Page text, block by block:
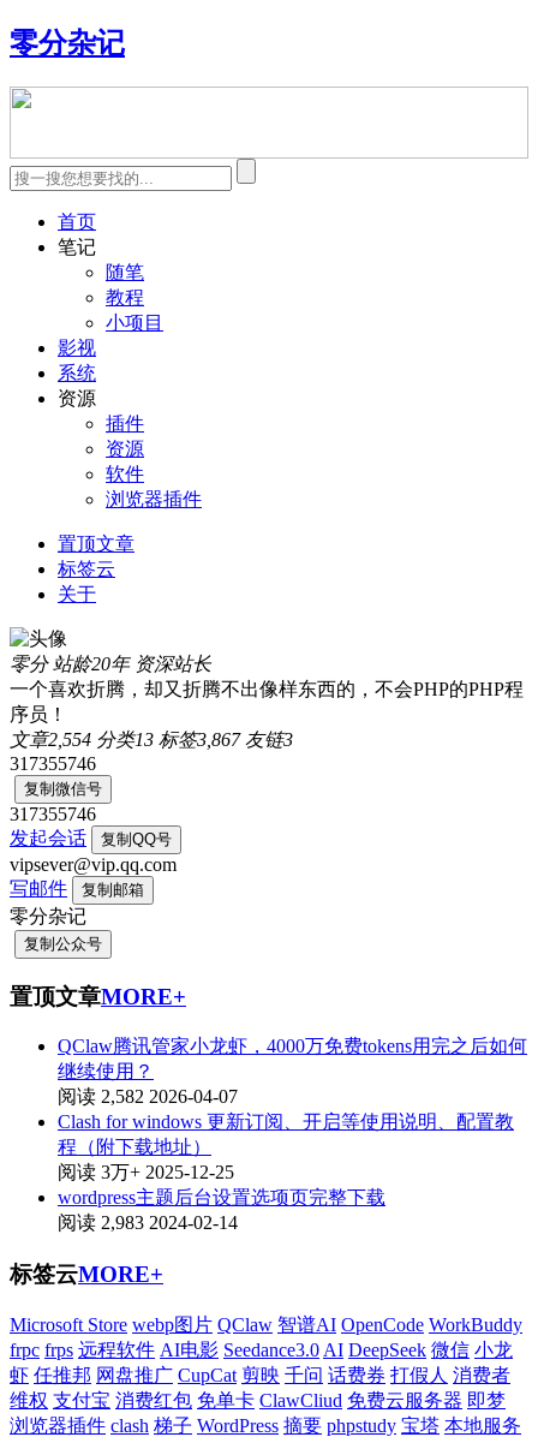
零分杂记
首页
笔记
随笔
教程
小项目
影视
系统
资源
插件
资源
软件
浏览器插件
置顶文章
标签云
关于
零分 站龄20年 资深站长
一个喜欢折腾，却又折腾不出像样东西的，不会PHP的PHP程
序员！
文章2,554 分类13 标签3,867 友链3
317355746
复制微信号
317355746
发起会话
复制QQ号
vipsever@vip.qq.com
写邮件
复制邮箱
零分杂记
复制公众号
置顶文章MORE+
QClaw腾讯管家小龙虾，4000万免费tokens用完之后如何
继续使用？
阅读 2,582 2026-04-07
Clash for windows 更新订阅、开启等使用说明、配置教
程（附下载地址）
阅读 3万+ 2025-12-25
wordpress主题后台设置选项页完整下载
阅读 2,983 2024-02-14
标签云MORE+
Microsoft Store webp图片 QClaw 智谱AI OpenCode WorkBuddy
frpc frps 远程软件 AI电影 Seedance3.0 AI DeepSeek 微信 小龙
虾 任推邦 网盘推广 CupCat 剪映 千问 话费券 打假人 消费者
维权 支付宝 消费红包 免单卡 ClawCliud 免费云服务器 即梦
浏览器插件 clash 梯子 WordPress 摘要 phpstudy 宝塔 本地服务